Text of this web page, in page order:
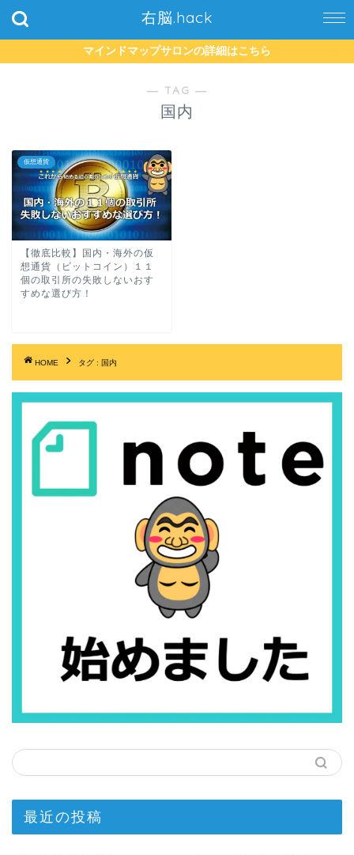
右脳.hack
マインドマップサロンの詳細はこちら
― TAG ―
国内
仮想通貨
【徹底比較】国内・海外の仮
想通貨（ビットコイン）１１
個の取引所の失敗しないおす
すめな選び方！
HOME タグ : 国内
最近の投稿